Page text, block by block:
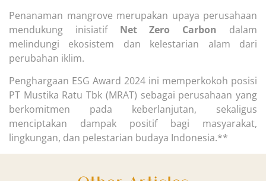
Penanaman mangrove merupakan upaya perusahaan
mendukung inisiatif Net Zero Carbon dalam
melindungi ekosistem dan kelestarian alam dari
perubahan iklim.
Penghargaan ESG Award 2024 ini memperkokoh posisi
PT Mustika Ratu Tbk (MRAT) sebagai perusahaan yang
berkomitmen pada keberlanjutan, sekaligus
menciptakan dampak positif bagi masyarakat,
lingkungan, dan pelestarian budaya Indonesia.**